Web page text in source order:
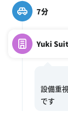
7分
Yuki
設備重